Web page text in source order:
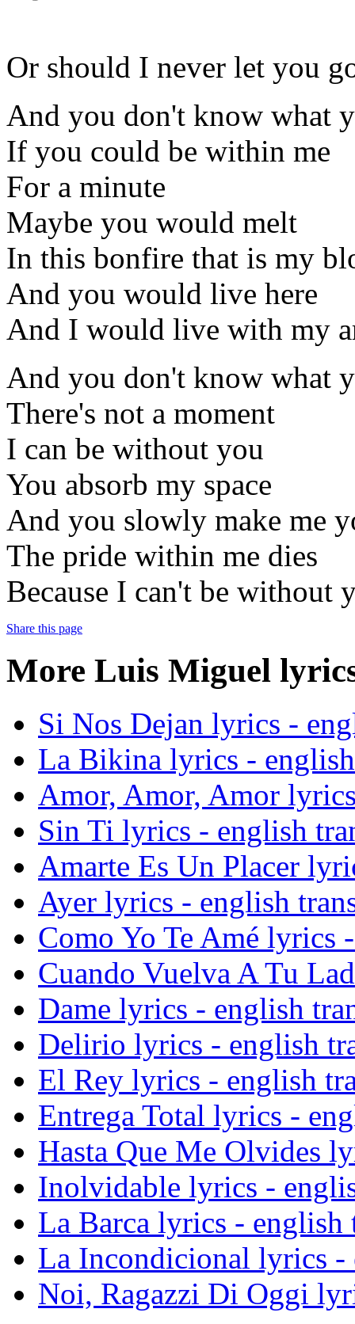
Or should I never let you
And you don't know what
If you could be within me
For a minute
Maybe you would melt
In this bonfire that is my
And you would live here
And I would live with my
And you don't know what
There's not a moment
I can be without you
You absorb my space
And you slowly make me
The pride within me dies
Because I can't be without
Share this page
More Luis Miguel
Si Nos Dejan lyrics -
La Bikina lyrics -
Amor, Amor, Amor
Sin Ti lyrics - english
Amarte Es Un Placer
Ayer lyrics - english
Como Yo Te Amé lyrics
Cuando Vuelva A Tu
Dame lyrics - english
Delirio lyrics - english
El Rey lyrics - english
Entrega Total lyrics -
Hasta Que Me Olvides
Inolvidable lyrics -
La Barca lyrics - english
La Incondicional lyrics -
Noi, Ragazzi Di Oggi